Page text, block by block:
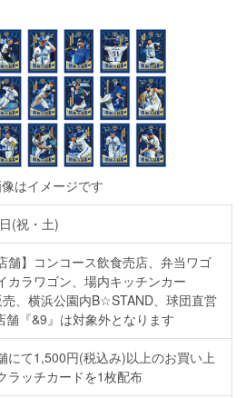
はイメージです
(祝・土)
舗】コンコース飲食売店、弁当ワゴ
カラワゴン、場内キッチンカー
売、横浜公園内B☆STAND、球団直営
舗『&9』は対象外となります
にて1,500円(税込み)以上のお買い上
ラッチカードを1枚配布